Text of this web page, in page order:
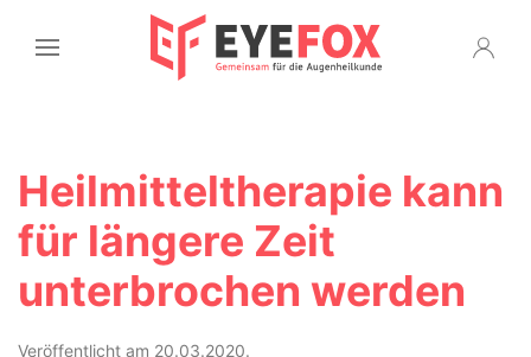
Heilmitteltherapie kann
für längere Zeit
unterbrochen werden
Veröffentlicht am 20.03.2020.